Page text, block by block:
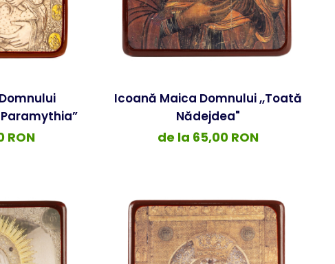
RON
Icoană Maica Domnului ,,Toată
Nădejdea"
de la 65,00 RON